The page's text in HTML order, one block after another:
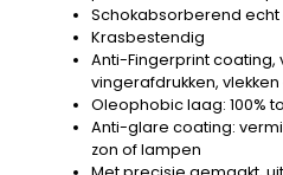
Schokabsorberend echt
Krasbestendig
Anti-Fingerprint coating,
vingerafdrukken, vlekken
Oleophobic laag: 100%
Anti-glare coating:
zon of lampen